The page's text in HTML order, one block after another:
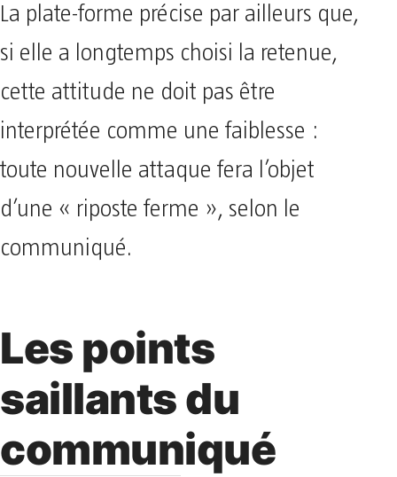
La plate-forme précise par ailleurs que,
si elle a longtemps choisi la retenue,
cette attitude ne doit pas être
interprétée comme une faiblesse :
toute nouvelle attaque fera l’objet
d’une « riposte ferme », selon le
communiqué.
Les points
saillants du
communiqué